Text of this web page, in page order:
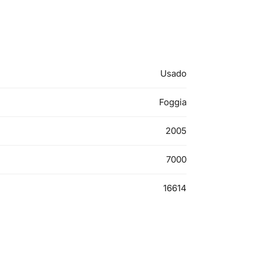
Usado
Foggia
2005
7000
16614